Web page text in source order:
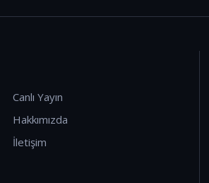
Canlı Yayın
Hakkımızda
İletişim